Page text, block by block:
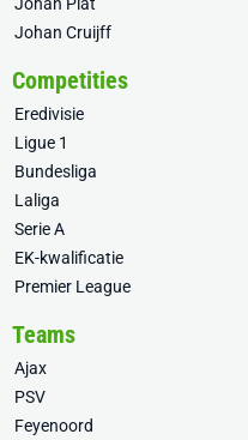
Johan Cruijff
Competities
Eredivisie
Ligue 1
Bundesliga
Laliga
Serie A
EK-kwalificatie
Premier League
Teams
Ajax
PSV
Feyenoord